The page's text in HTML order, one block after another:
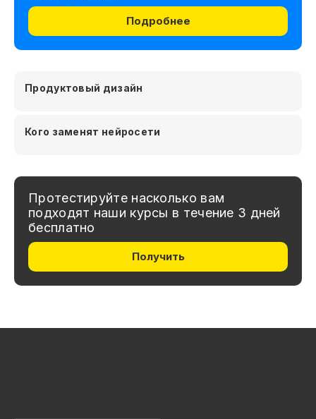
Подробнее
Продуктовый дизайн
Кого заменят нейросети
Протестируйте насколько вам
подходят наши курсы в течение 3 дней
бесплатно
Получить